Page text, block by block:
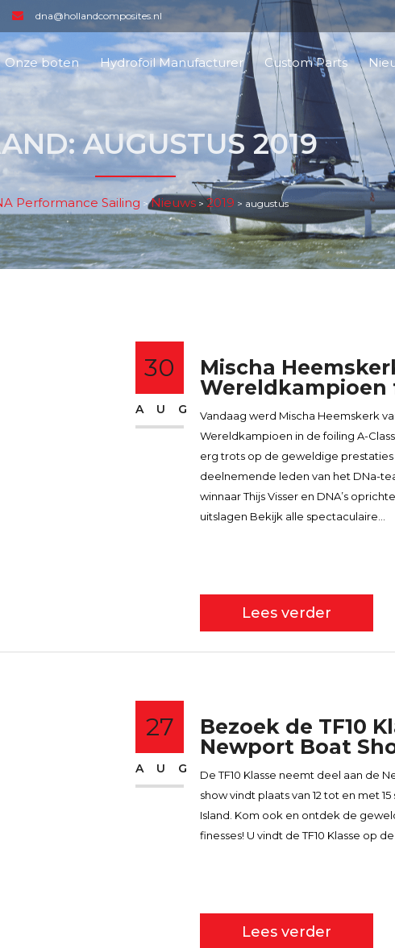
dna@hollandcomposites.nl
Onze boten Hydrofoil Manufacturer Custom Parts
AUGUSTUS 2019
Performance Sailing >Nieuws> 2019 > augustus
30
AUG
Mischa
Wereldkampioen
Vandaag werd Mischa Heemskerk
Wereldkampioen in de foiling A-
erg trots op de geweldige prestaties
deelnemende leden van het DNa-
winnaar Thijs Visser en DNA’s
uitslagen Bekijk alle spectaculaire...
Lees verder
27
AUG
Bezoek de TF10
Newport Boat
De TF10 Klasse neemt deel aan de
show vindt plaats van 12 tot en met
Island. Kom ook en ontdek de
finesses! U vindt de TF10 Klasse op
Lees verder